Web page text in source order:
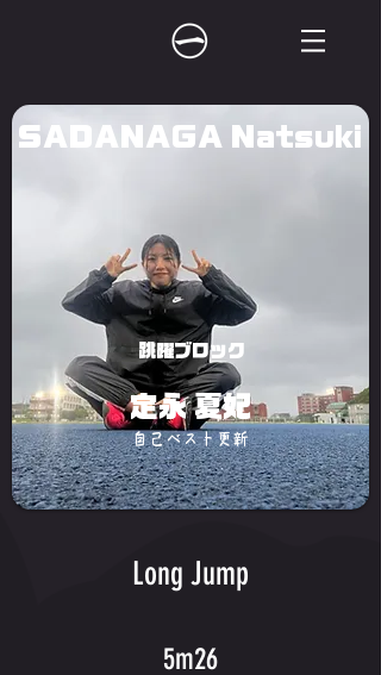
SADANAGA Natsuki
跳躍ブロック
定永 夏妃
自己ベスト更新
Long Jump
5m26